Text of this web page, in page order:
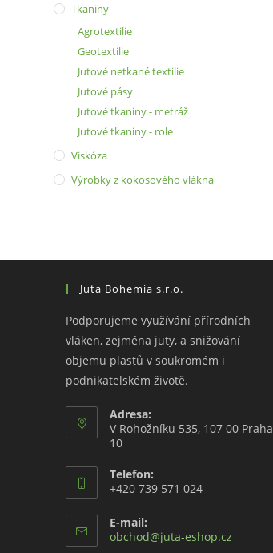
Tkaniny
Agrotextilie
Geotextilie
Jutové netkané textilie
Jutové pásy
Jutové tkaniny - metráž
Jutové tkaniny - role
Viskóza
Výrobky z kokosového vlákna
Juta Bohemia s.r.o.
Podporujeme využívání přírodních
vláken, zejména juty, a snižování
objemu plastů v soukromém i
podnikatelském životě.
Adresa:
V Rohožníku 535, 107 00 Praha
10
Telefon:
+420 739 571 024
E-mail:
obchod@juta-eshop.cz